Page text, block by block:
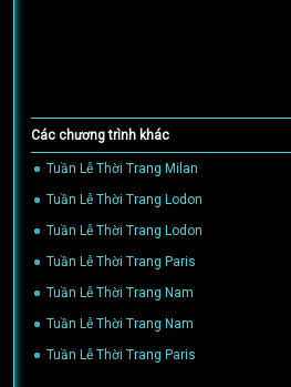
Các chương trình khác
Tuần Lễ Thời Trang Milan
Tuần Lễ Thời Trang Lodon
Tuần Lễ Thời Trang Lodon
Tuần Lễ Thời Trang Paris
Tuần Lễ Thời Trang Nam
Tuần Lễ Thời Trang Nam
Tuần Lễ Thời Trang Paris